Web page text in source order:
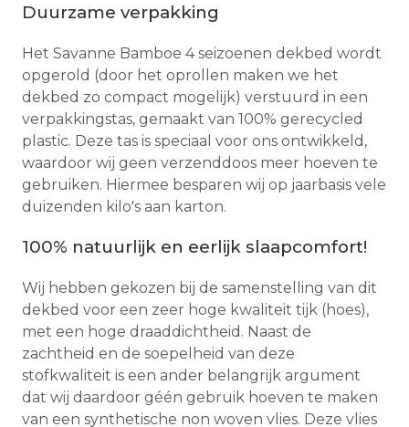
Duurzame verpakking
Het Savanne Bamboe 4 seizoenen dekbed wordt
opgerold (door het oprollen maken we het
dekbed zo compact mogelijk) verstuurd in een
verpakkingstas, gemaakt van 100% gerecycled
plastic. Deze tas is speciaal voor ons ontwikkeld,
waardoor wij geen verzenddoos meer hoeven te
gebruiken. Hiermee besparen wij op jaarbasis vele
duizenden kilo's aan karton.
100% natuurlijk en eerlijk slaapcomfort!
Wij hebben gekozen bij de samenstelling van dit
dekbed voor een zeer hoge kwaliteit tijk (hoes),
met een hoge draaddichtheid. Naast de
zachtheid en de soepelheid van deze
stofkwaliteit is een ander belangrijk argument
dat wij daardoor géén gebruik hoeven te maken
van een synthetische non woven vlies. Deze vlies